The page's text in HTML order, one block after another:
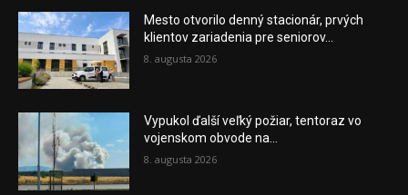
Mesto otvorilo denný stacionár, prvých
klientov zariadenia pre seniorov...
8. augusta 2026
Vypukol ďalší veľký požiar, tentoraz vo
vojenskom obvode na...
8. augusta 2026